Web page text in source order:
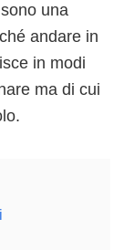
una
andare in
in modi
ma di cui